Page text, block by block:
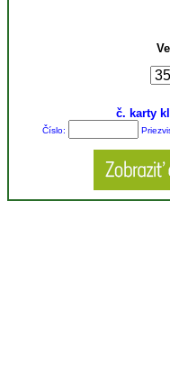
č. karty
Číslo: